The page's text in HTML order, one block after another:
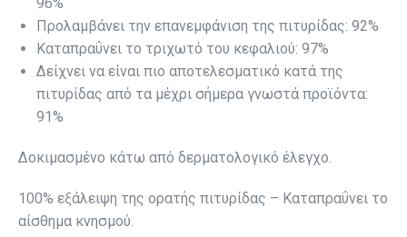
Προλαμβάνει την επανεμφάνιση της πιτυρίδας: 92%
Καταπραΰνει το τριχωτό του κεφαλιού: 97%
Δείχνει να είναι πιο αποτελεσματικό κατά της
πιτυρίδας από τα μέχρι σήμερα γνωστά προϊόντα:
91%
Δοκιμασμένο κάτω από δερματολογικό έλεγχο.
100% εξάλειψη της ορατής πιτυρίδας – Καταπραΰνει το
αίσθημα κνησμού.